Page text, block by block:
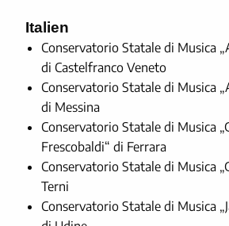
Italien
Conservatorio Statale di Musica
di Castelfranco Veneto
Conservatorio Statale di Musica
di Messina
Conservatorio Statale di Musica
Frescobaldi“ di Ferrara
Conservatorio Statale di Musica
Terni
Conservatorio Statale di Musica